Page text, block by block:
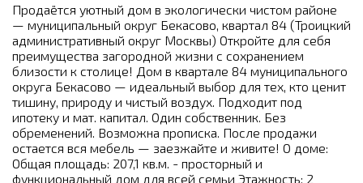
Продаётся уютный дом в экологически чистом районе
— муниципальный округ Бекасово, квартал 84 (Троицкий
административный округ Москвы) Откройте для себя
преимущества загородной жизни с сохранением
близости к столице! Дом в квартале 84 муниципального
округа Бекасово — идеальный выбор для тех, кто ценит
тишину, природу и чистый воздух. Подходит под
ипотеку и мат. капитал. Один собственник. Без
обременений. Возможна прописка. После продажи
остается вся мебель — заезжайте и живите! О доме:
Общая площадь: 207,1 кв.м. - просторный и
функциональный дом для всей семьи Этажность: 2